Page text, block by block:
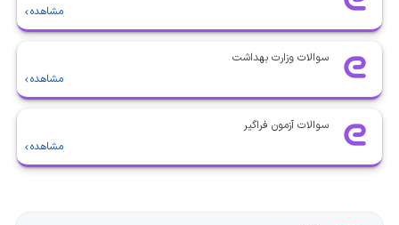
مشاهده
سوالات وزارت بهداشت
مشاهده
سوالات آزمون فراگیر
مشاهده